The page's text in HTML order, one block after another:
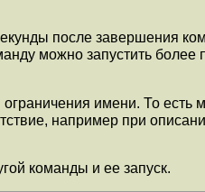
после завершения
можно запустить более
ограничения имени. То
например при
команды и ее запуск.